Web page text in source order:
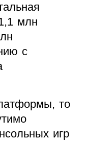
млн
с
то
игр